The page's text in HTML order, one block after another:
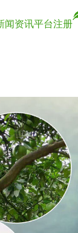
闻资讯平台注册